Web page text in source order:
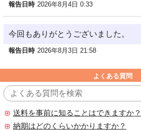
報告日時 2026年8月4日 0:33
今回もありがとうございました。
報告日時 2026年8月3日 21:58
よくある質問
送料を事前に知ることはできますか？
納期はどのくらいかかりますか？